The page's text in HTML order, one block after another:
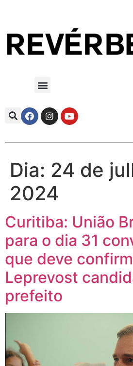
Dia: 24 de
2024
Curitiba: União
para o dia 31
que deve
Leprevost
prefeito